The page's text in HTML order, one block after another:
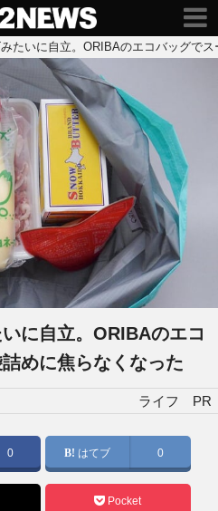
たいに自立。ORIBAのエコバッグで
に自立。ORIBAのエコ
めに焦らなくなった
ライフ PR
0 はてブ 0
Pocket